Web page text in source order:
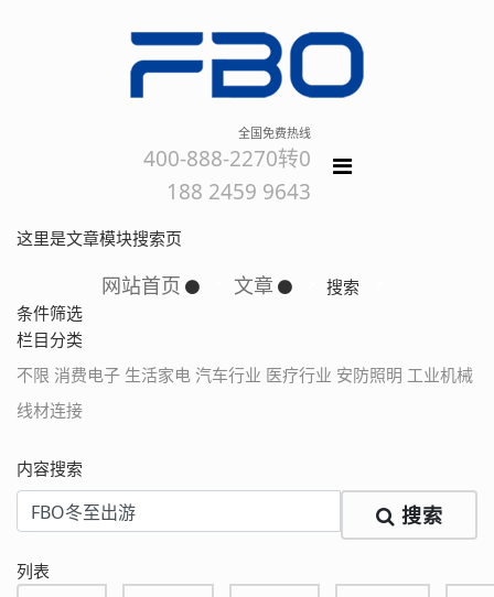
全国免费热线
400-888-2270转0
188 2459 9643
这里是文章模块搜索页
网站首页 文章
搜索
条件筛选
栏目分类
不限 消费电子 生活家电 汽车行业 医疗行业 安防照明 工业机械
线材连接
内容搜索
搜索
列表